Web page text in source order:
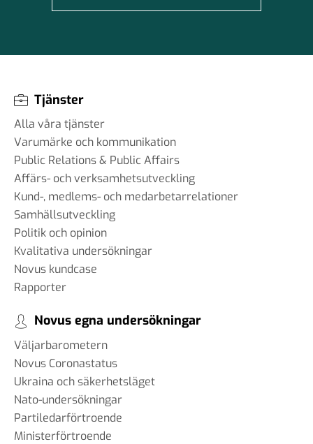
Tjänster
Alla våra tjänster
Varumärke och kommunikation
Public Relations & Public Affairs
Affärs- och verksamhetsutveckling
Kund-, medlems- och medarbetarrelationer
Samhällsutveckling
Politik och opinion
Kvalitativa undersökningar
Novus kundcase
Rapporter
Novus egna undersökningar
Väljarbarometern
Novus Coronastatus
Ukraina och säkerhetsläget
Nato-undersökningar
Partiledarförtroende
Ministerförtroende